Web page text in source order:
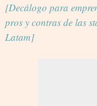
[Decálogo para
pros y contras de las
Latam]